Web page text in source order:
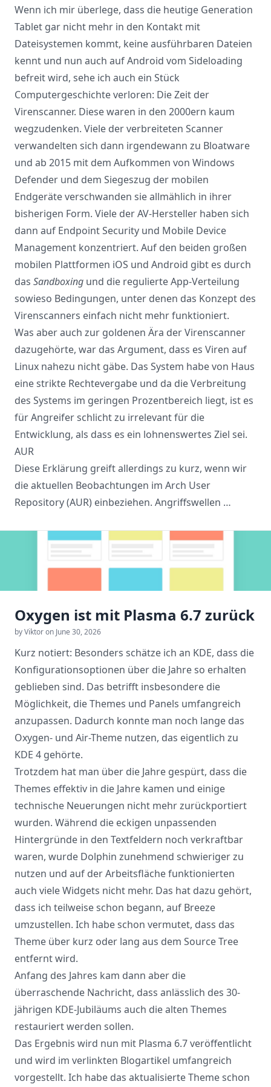
Wenn ich mir überlege, dass die heutige Generation
Tablet gar nicht mehr in den Kontakt mit
Dateisystemen kommt, keine ausführbaren Dateien
kennt und nun auch aufAndroid vom Sideloading
befreit wird, sehe ich auch ein Stück
Computergeschichte verloren: Die Zeit der
Virenscanner. Diese waren in den 2000ern kaum
wegzudenken. Viele der verbreiteten Scanner
verwandelten sich dann irgendewann zu Bloatware
und ab 2015 mit dem Aufkommen von Windows
Defender und dem Siegeszug der mobilen
Endgeräte verschwanden sie allmählich in ihrer
bisherigen Form. Viele der AV-Hersteller haben sich
dann auf Endpoint Security und Mobile Device
Management konzentriert. Auf den beiden großen
mobilen Plattformen iOS und Android gibt es durch
das Sandboxing und die regulierte App-Verteilung
sowieso Bedingungen, unter denen das Konzept des
Virenscanners einfach nicht mehr funktioniert.
Was aber auch zur goldenen Ära der Virenscanner
dazugehörte, war das Argument, dass es Viren auf
Linux nahezu nicht gäbe. Das System habe von Haus
eine strikte Rechtevergabe und da die Verbreitung
des Systems im geringen Prozentbereich liegt, ist es
für Angreifer schlicht zu irrelevant für die
Entwicklung, als dass es ein lohnenswertes Ziel sei.
AUR
Diese Erklärung greift allerdings zu kurz, wenn wir
die aktuellen Beobachtungen im Arch User
Repository (AUR) einbeziehen. Angriffswellen …
Oxygen ist mit Plasma 6.7 zurück
by Viktor on June 30, 2026
Kurz notiert: Besonders schätze ich an KDE, dass die
Konfigurationsoptionen über die Jahre so erhalten
geblieben sind. Das betrifft insbesondere die
Möglichkeit, die Themes und Panels umfangreich
anzupassen. Dadurch konnte man noch lange das
Oxygen- und Air-Theme nutzen, das eigentlich zu
KDE 4 gehörte.
Trotzdem hat man über die Jahre gespürt, dass die
Themes effektiv in die Jahre kamen und einige
technische Neuerungen nicht mehr zurückportiert
wurden. Während die eckigen unpassenden
Hintergründe in den Textfeldern noch verkraftbar
waren, wurde Dolphin zunehmend schwieriger zu
nutzen und auf der Arbeitsfläche funktionierten
auch viele Widgets nicht mehr. Das hat dazu gehört,
dass ich teilweise schon begann, auf Breeze
umzustellen. Ich habe schon vermutet, dass das
Theme über kurz oder lang aus dem Source Tree
entfernt wird.
Anfang des Jahres kam dann aber die
überraschende Nachricht, dass anlässlich des 30-
jährigen KDE-Jubiläums auch die alten Themes
restauriert werden sollen.
Das Ergebnis wird nun mit Plasma 6.7 veröffentlicht
und wird im verlinkten Blogartikel umfangreich
vorgestellt. Ich habe das aktualisierte Theme schon